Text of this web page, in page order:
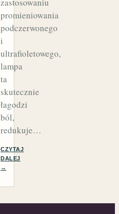
promieniowania
podczerwonego
i
ultrafioletowego,
lampa
ta
skutecznie
łagodzi
ból,
redukuje…
CZYTAJ
DALEJ
→